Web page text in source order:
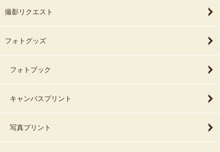
撮影リクエスト
フォトグッズ
フォトブック
キャンバスプリント
写真プリント